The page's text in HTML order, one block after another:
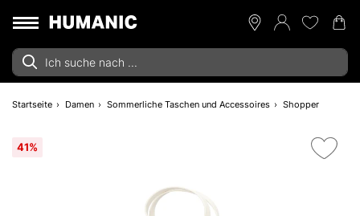
Startseite Damen Sommerliche Taschen und Accessoires Shopper
41%